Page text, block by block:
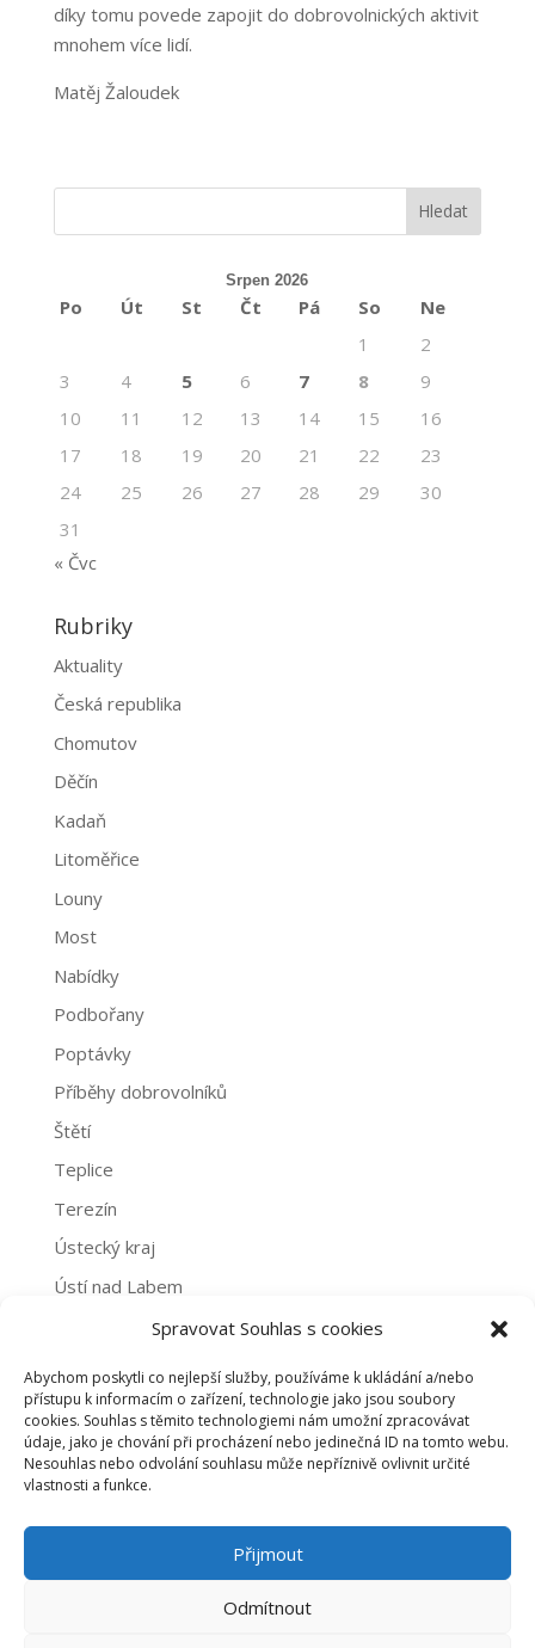
Spravovat Souhlas s cookies
Abychom poskytli co nejlepší služby, používáme k ukládání a/nebo
přístupu k informacím o zařízení, technologie jako jsou soubory
cookies. Souhlas s těmito technologiemi nám umožní zpracovávat
údaje, jako je chování při procházení nebo jedinečná ID na tomto webu.
Nesouhlas nebo odvolání souhlasu může nepříznivě ovlivnit určité
vlastnosti a funkce.
Přijmout
Odmítnout
díky tomu povede zapojit do dobrovolnických aktivit
mnohem více lidí.
Matěj Žaloudek
Srpen 2026
Po Út St Čt Pá So
Ne
1
2
3
4 5 6 7 8
9
10
11 12 13 14 15
16
17
18 19 20 21 22
23
24
25 26 27 28 29
30
31
« Čvc
Rubriky
Aktuality
Česká republika
Chomutov
Děčín
Kadaň
Litoměřice
Louny
Most
Nabídky
Podbořany
Poptávky
Příběhy dobrovolníků
Štětí
Teplice
Terezín
Ústecký kraj
Ústí nad Labem
Archivy
Archivy
PROHLÁŠENÍ O NAKLÁDÁNÍ S OSOBNÍMI ÚDAJI
ZÁSADY COOKIES (EU)